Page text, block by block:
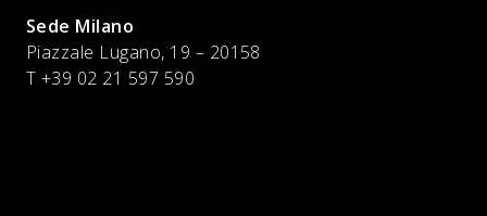
Sede Milano
Piazzale Lugano, 19 – 20158
T +39 02 21 597 590